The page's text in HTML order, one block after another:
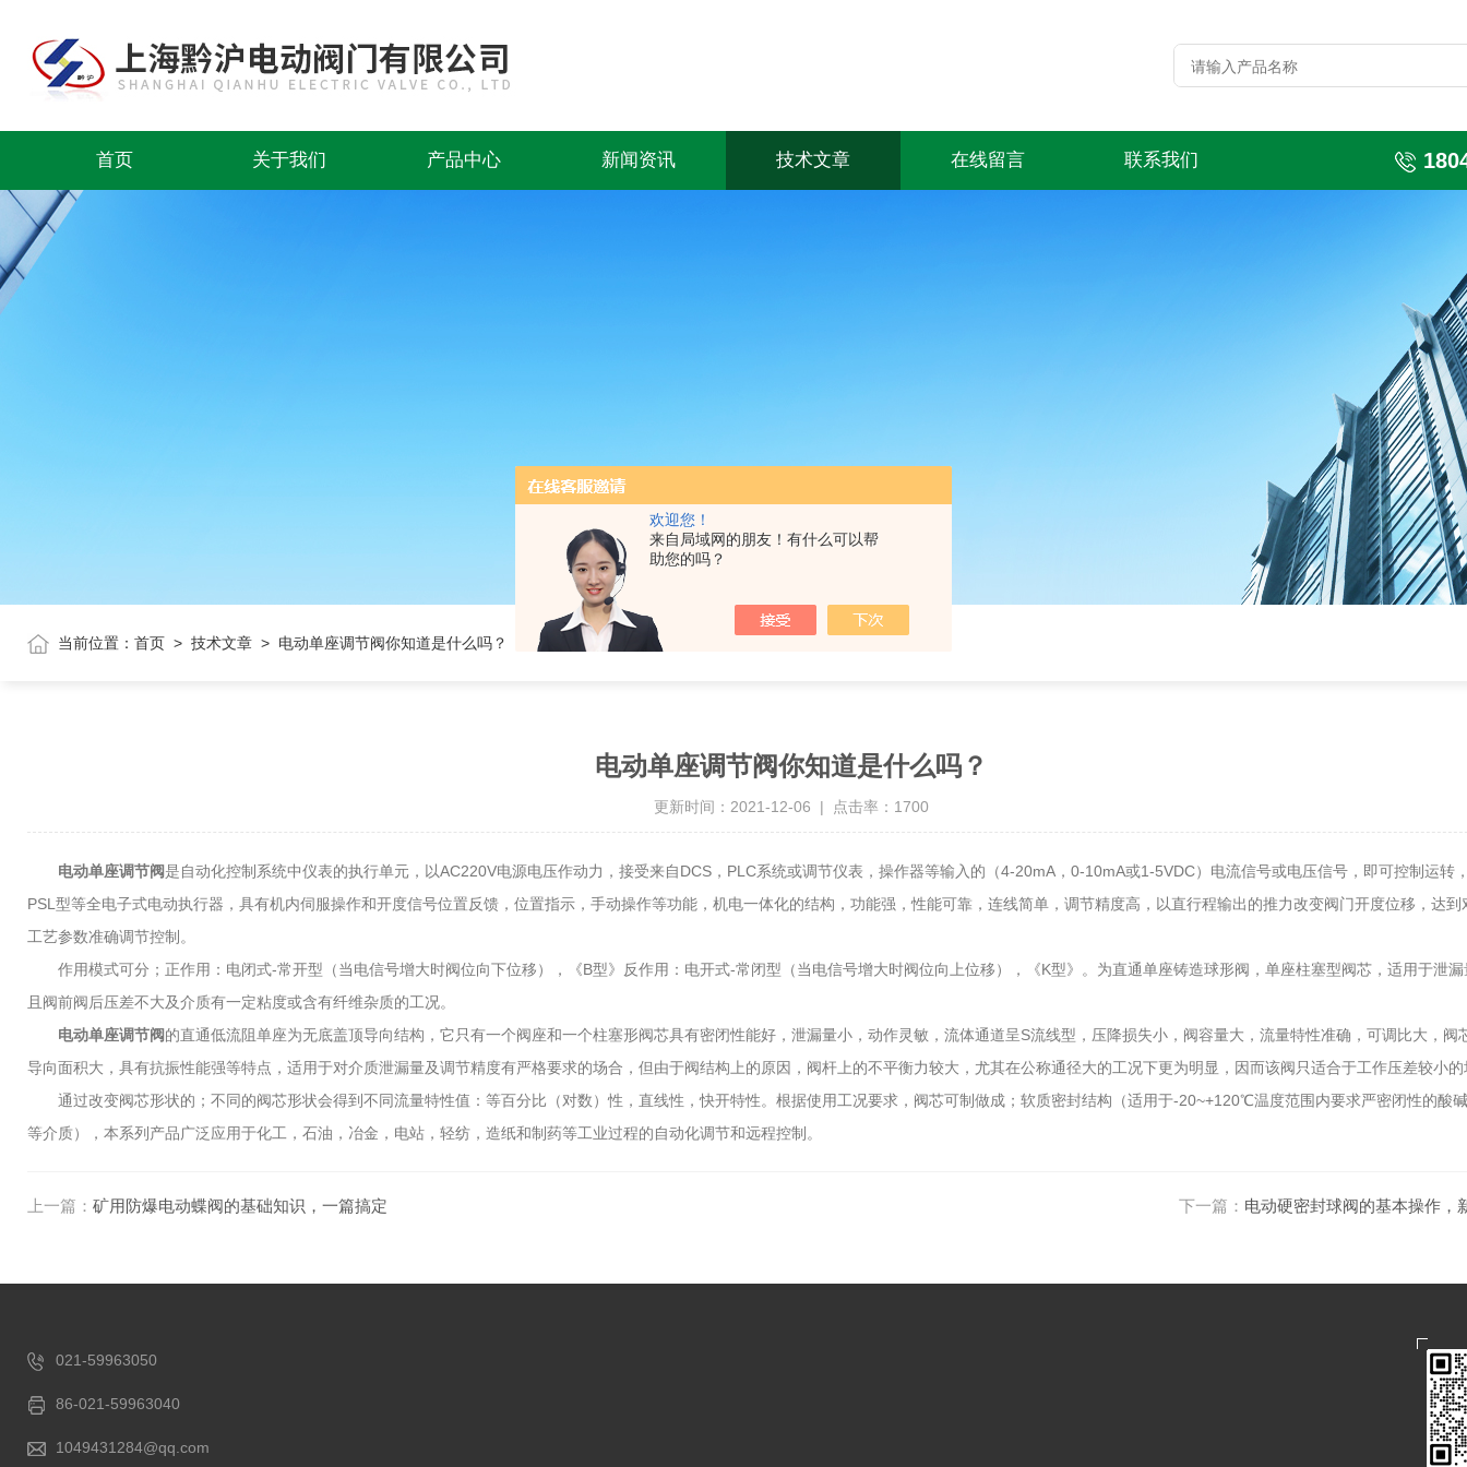
欢迎您！
来自局域网的朋友！有什么可以帮
助您的吗？
首页 关于我们 产品中心 新闻资讯 技术文章 在线留言 联系我们
当前位置： 首页 > 技术文章 > 电动单座调节阀你知道是什么吗？
电动单座调节阀你知道是什么吗？
更新时间：2021-12-06 | 点击率：1700
电动单座调节阀是自动化控制系统中仪表的执行单元，以AC220V电源电压作动力，接受来自DCS，PLC系统或调节仪表，操作器等输入的（4-20mA，0-10mA或1-5VDC）电流信号或电压信号，即可控制运转
PSL型等全电子式电动执行器，具有机内伺服操作和开度信号位置反馈，位置指示，手动操作等功能，机电一体化的结构，功能强，性能可靠，连线简单，调节精度高，以直行程输出的推力改变阀门开度位移，达到
工艺参数准确调节控制。
作用模式可分；正作用：电闭式-常开型（当电信号增大时阀位向下位移），《B型》反作用：电开式-常闭型（当电信号增大时阀位向上位移），《K型》。为直通单座铸造球形阀，单座柱塞型阀芯，适用于泄
且阀前阀后压差不大及介质有一定粘度或含有纤维杂质的工况。
电动单座调节阀的直通低流阻单座为无底盖顶导向结构，它只有一个阀座和一个柱塞形阀芯具有密闭性能好，泄漏量小，动作灵敏，流体通道呈S流线型，压降损失小，阀容量大，流量特性准确，可调比大，阀
导向面积大，具有抗振性能强等特点，适用于对介质泄漏量及调节精度有严格要求的场合，但由于阀结构上的原因，阀杆上的不平衡力较大，尤其在公称通径大的工况下更为明显，因而该阀只适合于工作压差较小
通过改变阀芯形状的；不同的阀芯形状会得到不同流量特性值：等百分比（对数）性，直线性，快开特性。根据使用工况要求，阀芯可制做成；软质密封结构（适用于-20~+120℃温度范围内要求严密闭性的酸
等介质），本系列产品广泛应用于化工，石油，冶金，电站，轻纺，造纸和制药等工业过程的自动化调节和远程控制。
上一篇： 矿用防爆电动蝶阀的基础知识，一篇搞定 下一篇： 电动硬密封球阀的基本操作，
021-59963050
86-021-59963040
1049431284@qq.com